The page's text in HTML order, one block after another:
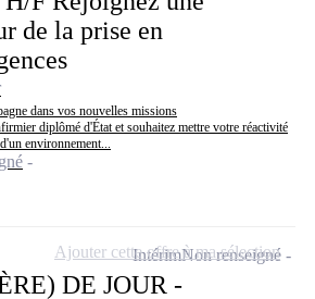
de la prise en
dans vos nouvelles missions
diplômé d'État et souhaitez mettre votre réactivité
environnement...
DE JOUR -
IntérimNon renseigné
Ajouter cette offre à ma sélection